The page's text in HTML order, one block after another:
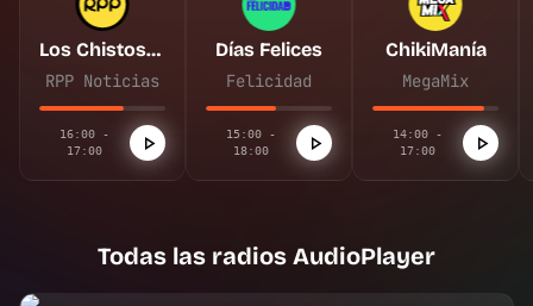
Los Chistosos
RPP Noticias
16:00 -
17:00
Días Felices
Felicidad
15:00 -
18:00
ChikiManía
MegaMix
14:00 -
17:00
Todas las radios AudioPlayer